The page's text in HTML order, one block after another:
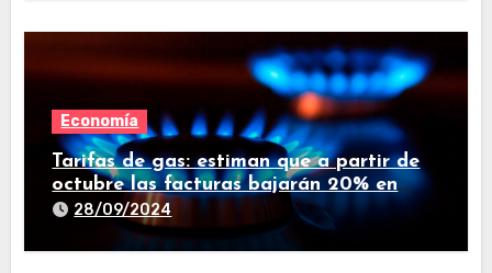
Economía
Tarifas de gas: estiman que a partir de
octubre las facturas bajarán 20% en
promedio
28/09/2024